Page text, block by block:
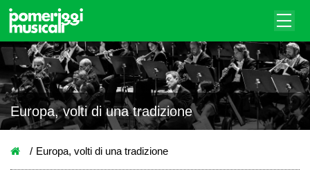
Europa, volti di una tradizione
Europa, volti di una tradizione